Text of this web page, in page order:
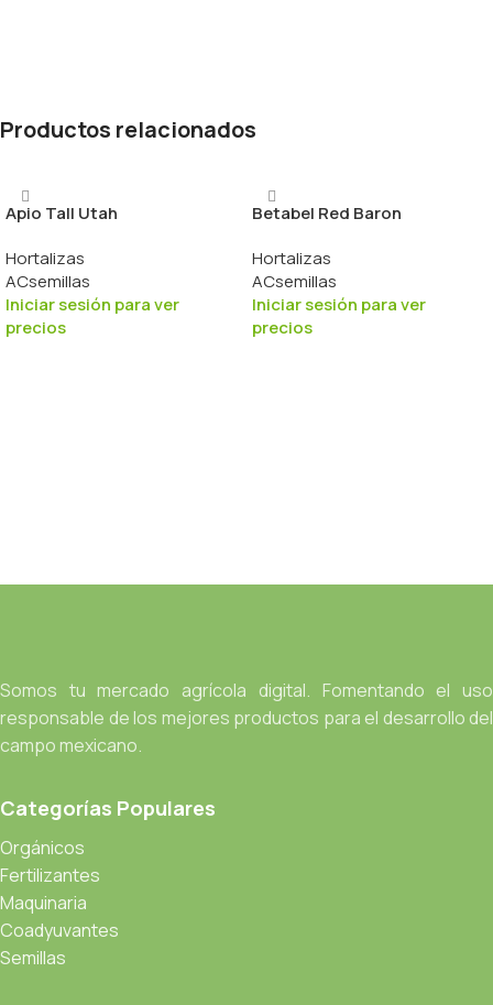
Productos relacionados
Apio Tall Utah
Hortalizas
ACsemillas
Iniciar sesión para ver
precios
Betabel Red Baron
Hortalizas
ACsemillas
Iniciar sesión para ver
precios
Somos tu mercado agrícola digital. Fomentando el uso
responsable de los mejores productos para el desarrollo del
campo mexicano.
Categorías Populares
Orgánicos
Fertilizantes
Maquinaria
Coadyuvantes
Semillas